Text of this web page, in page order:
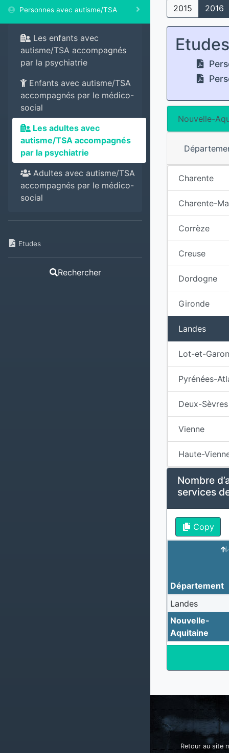
Personnes avec autisme/TSA
Les enfants avec
autisme/TSA accompagnés
par la psychiatrie
Enfants avec autisme/TSA
accompagnés par le médico-
social
Les adultes avec
autisme/TSA accompagnés
par la psychiatrie
Adultes avec autisme/TSA
accompagnés par le médico-
social
Etudes
Rechercher
2015 2016
Etudes
Nouvelle-
Charente
Charente-
Corrèze
Creuse
Dordogne
Gironde
Landes
Lot-et-
Pyrénées-
Deux-Sèvres
Vienne
Haute-
Nombre
services
Copy
Département
Landes
Nouvelle-
Aquitaine
Retour au site